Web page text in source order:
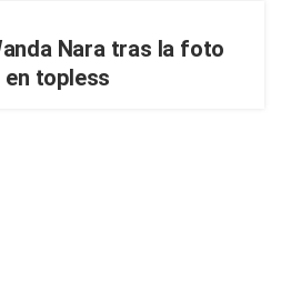
Nara tras la foto
en topless